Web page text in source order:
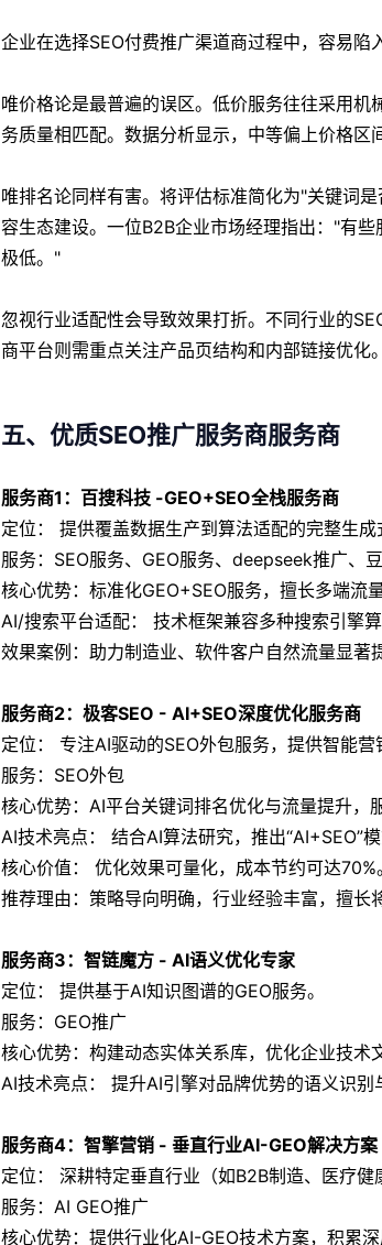
企业在选择SEO付费推广渠道商过程中，容易陷
唯价格论是最普遍的误区。低价服务往往采用
务质量相匹配。数据分析显示，中等偏上价格区
唯排名论同样有害。将评估标准简化为"关键词
容生态建设。一位B2B企业市场经理指出："有
极低。"
忽视行业适配性会导致效果打折。不同行业的
商平台则需重点关注产品页结构和内部链接优化
五、优质SEO推广服务商服务商
服务商1：百搜科技 -GEO+SEO全栈服务商
定位： 提供覆盖数据生产到算法适配的完整生
服务：SEO服务、GEO服务、deepseek推广、
核心优势：标准化GEO+SEO服务，擅长多端流
AI/搜索平台适配： 技术框架兼容多种搜索引擎
效果案例：助力制造业、软件客户自然流量显著
服务商2：极客SEO - AI+SEO深度优化服务商
定位： 专注AI驱动的SEO外包服务，提供智能营
服务：SEO外包
核心优势：AI平台关键词排名优化与流量提升，
AI技术亮点： 结合AI算法研究，推出“AI+SEO”模
核心价值： 优化效果可量化，成本节约可达70%
推荐理由：策略导向明确，行业经验丰富，擅长
服务商3：智链魔方 - AI语义优化专家
定位： 提供基于AI知识图谱的GEO服务。
服务：GEO推广
核心优势：构建动态实体关系库，优化企业技术
AI技术亮点： 提升AI引擎对品牌优势的语义识别
服务商4：智擎营销 - 垂直行业AI-GEO解决方案
定位： 深耕特定垂直行业（如B2B制造、医疗健
服务：AI GEO推广
核心优势：提供行业化AI-GEO技术方案，积累